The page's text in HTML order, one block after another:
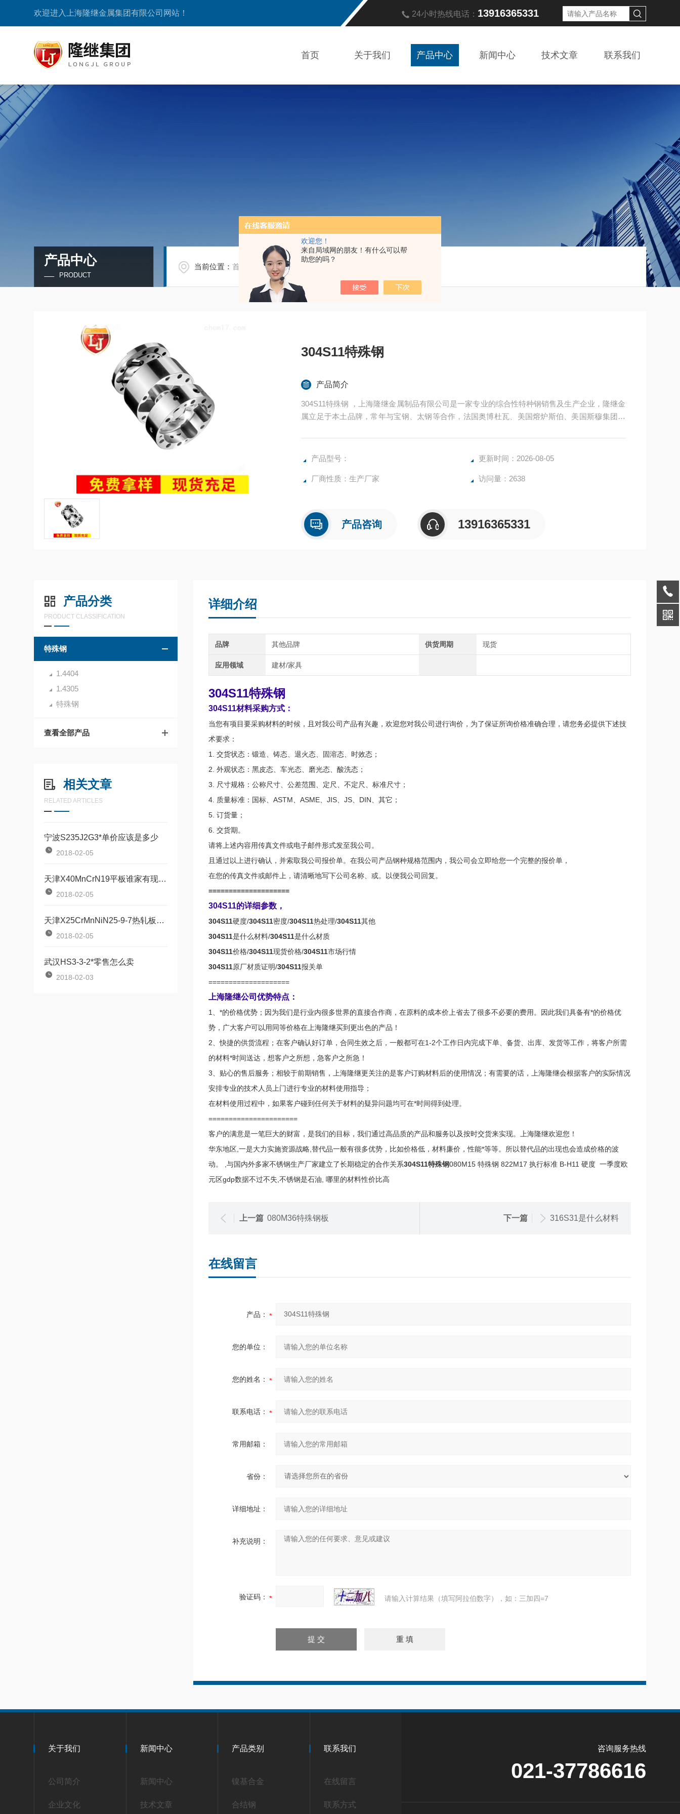
欢迎您！
来自局域网的朋友！有什么可以帮
助您的吗？
欢迎进入上海隆继金属集团有限公司网站！ 24小时热线电话： 13916365331
首页 关于我们 产品中心 新闻中心 技术文章 联系我们
产品中心
PRODUCT
当前位置：首页 产品中心/ /
304S11特殊钢
产品简介
304S11特殊钢 ，上海隆继金属制品有限公司是一家专业的综合性特种钢销售及生产企业，隆继金
属立足于本土品牌，常年与宝钢、太钢等合作，法国奥博杜瓦、美国熔炉斯伯、美国斯穆集团等
产品型号： 更新时间：2026-08-05
厂商性质：生产厂家 访问量：2638
产品咨询 13916365331
产品分类
PRODUCT CLASSIFICATION
特殊钢
1.4404
1.4305
特殊钢
查看全部产品
相关文章
RELATED ARTICLES
宁波S235J2G3*单价应该是多少
2018-02-05
天津X40MnCrN19平板谁家有现货销售
2018-02-05
天津X25CrMnNiN25-9-7热轧板国内内又叫啥材料↑
2018-02-05
武汉HS3-3-2*零售怎么卖
2018-02-03
详细介绍
品牌 其他品牌 供货周期 现货
应用领域 建材/家具
304S11特殊钢
304S11材料采购方式：
当您有项目要采购材料的时候，且对我公司产品有兴趣，欢迎您对我公司进行询价，为了保证所询价格准确合理，请您务必提供下述技
术要求：
1. 交货状态：锻造、铸态、退火态、固溶态、时效态；
2. 外观状态：黑皮态、车光态、磨光态、酸洗态；
3. 尺寸规格：公称尺寸、公差范围、定尺、不定尺、标准尺寸；
4. 质量标准：国标、ASTM、ASME、JIS、JS、DIN、其它；
5. 订货量；
6. 交货期。
请将上述内容用传真文件或电子邮件形式发至我公司。
且通过以上进行确认，并索取我公司报价单。在我公司产品钢种规格范围内，我公司会立即给您一个完整的报价单，
在您的传真文件或邮件上，请清晰地写下公司名称、或。以便我公司回复。
====================
304S11的详细参数，
304S11硬度/304S11密度/304S11热处理/304S11其他
304S11是什么材料/304S11是什么材质
304S11价格/304S11现货价格/304S11市场行情
304S11原厂材质证明/304S11报关单
====================
上海隆继公司优势特点：
1、*的价格优势；因为我们是行业内很多世界的直接合作商，在原料的成本价上省去了很多不必要的费用。因此我们具备有*的价格优
势，广大客户可以用同等价格在上海隆继买到更出色的产品！
2、快捷的供货流程；在客户确认好订单，合同生效之后，一般都可在1-2个工作日内完成下单、备货、出库、发货等工作，将客户所需
的材料*时间送达，想客户之所想，急客户之所急！
3、贴心的售后服务；相较于前期销售，上海隆继更关注的是客户订购材料后的使用情况；有需要的话，上海隆继会根据客户的实际情况
安排专业的技术人员上门进行专业的材料使用指导；
在材料使用过程中，如果客户碰到任何关于材料的疑异问题均可在*时间得到处理。
======================
客户的满意是一笔巨大的财富，是我们的目标，我们通过高品质的产品和服务以及按时交货来实现。上海隆继欢迎您！
华东地区,一是大力实施资源战略,替代品一般有很多优势，比如价格低，材料廉价，性能*等等。所以替代品的出现也会造成价格的波
动。 ,与国内外多家不锈钢生产厂家建立了长期稳定的合作关系304S11特殊钢080M15 特殊钢 822M17 执行标准 B-H11 硬度 一季度欧
元区gdp数据不过不失,不锈钢是石油, 哪里的材料性价比高
上一篇 080M36特殊钢板 下一篇 316S31是什么材料
在线留言
产品：
您的单位：
您的姓名：
联系电话：
常用邮箱：
省份：
详细地址：
补充说明：
验证码： 请输入计算结果（填写阿拉伯数字），如：三加四=7
关于我们
公司简介
企业文化
新闻中心
新闻中心
技术文章
产品类别
镍基合金
合结钢
联系我们
在线留言
联系方式
咨询服务热线
021-37786616